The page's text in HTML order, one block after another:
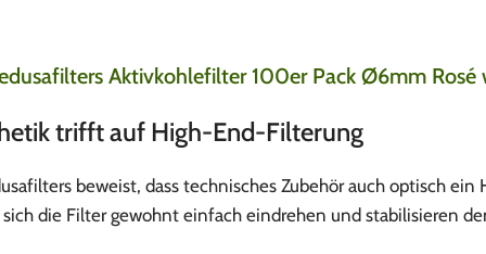
Aktivkohlefilter 100er Pack Ø6mm Rosé
trifft auf High-End-Filterung
beweist, dass technisches Zubehör auch optisch
die Filter gewohnt einfach eindrehen und stabilisieren